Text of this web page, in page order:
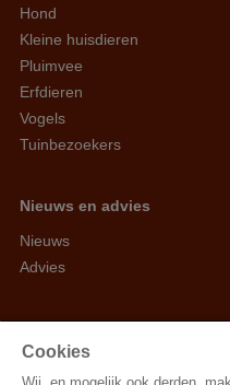
Hond
Kleine huisdieren
Pluimvee
Erfdieren
Vogels
Tuinbezoekers
Nieuws en advies
Nieuws
Advies
Aarschotsesteenweg 84, 3012
Cookies